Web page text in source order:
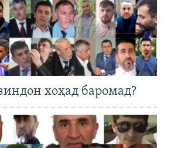
хоҳад баромад?